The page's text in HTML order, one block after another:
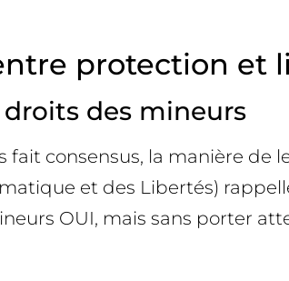
protection et
droits des mineurs
fait consensus, la manière
et des Libertés)
OUI, mais sans porter